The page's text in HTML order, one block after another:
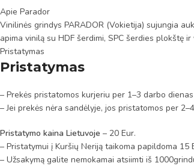
Apie Parador
Vinilinės grindys PARADOR (Vokietija) sujungia
apima vinilą su HDF šerdimi, SPC šerdies plokštę
Pristatymas
Pristatymas
– Prekės pristatomos kurjeriu per 1–3 darbo
– Jei prekės nėra sandėlyje, jos pristatomos per
Pristatymo kaina Lietuvoje – 20 Eur.
– Pristatymui į Kuršių Neriją taikoma papildoma 15
– Užsakymą galite nemokamai atsiimti iš